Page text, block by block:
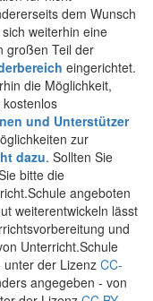
dem Wunsch
weiterhin eine
großen Teil der
eingerichtet.
die Möglichkeit,
und Unterstützer
zur
dazu. Sollten Sie
bitte die
angeboten
weiterentwickeln lässt
und
Unterricht.Schule
der Lizenz CC-
angegeben - von